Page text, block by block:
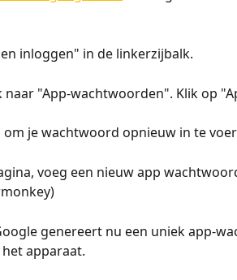
inloggen" in de linkerzijbalk.
naar "App-wachtwoorden". Klik op
om je wachtwoord opnieuw in te
voeg een nieuw app
genereert nu een uniek app-
apparaat.